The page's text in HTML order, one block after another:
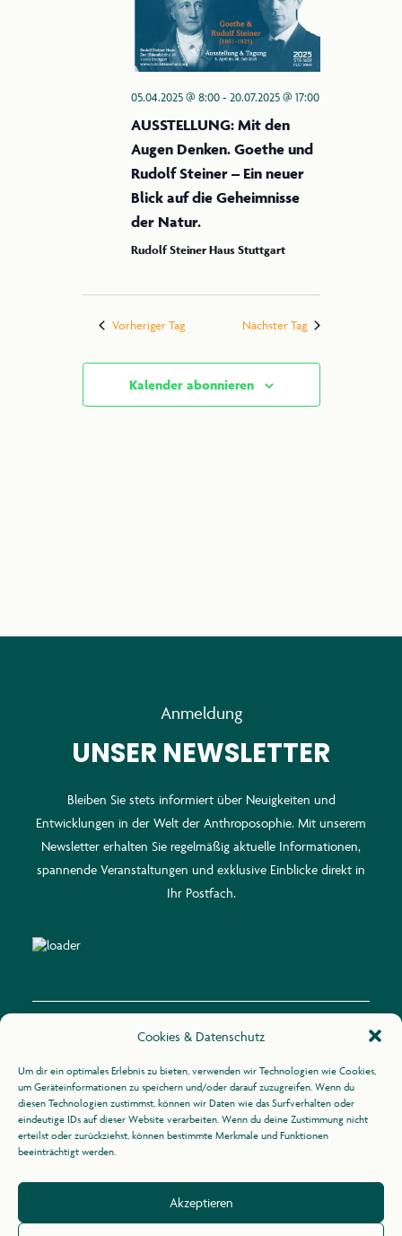
Cookies & Datenschutz
Um dir ein optimales Erlebnis zu bieten, verwenden wir Technologien wie Cookies,
um Geräteinformationen zu speichern und/oder darauf zuzugreifen. Wenn du
diesen Technologien zustimmst, können wir Daten wie das Surfverhalten oder
eindeutige IDs auf dieser Website verarbeiten. Wenn du deine Zustimmung nicht
erteilst oder zurückziehst, können bestimmte Merkmale und Funktionen
beeinträchtigt werden.
Akzeptieren
05.04.2025 @ 8:00-20.07.2025 @ 17:00
AUSSTELLUNG: Mit den
Augen Denken. Goethe und
Rudolf Steiner – Ein neuer
Blick auf die Geheimnisse
der Natur.
Rudolf Steiner Haus Stuttgart
Vorheriger Tag Nächster Tag
Kalender abonnieren
Anmeldung
UNSER NEWSLETTER
Bleiben Sie stets informiert über Neuigkeiten und
Entwicklungen in der Welt der Anthroposophie. Mit unserem
Newsletter erhalten Sie regelmäßig aktuelle Informationen,
spannende Veranstaltungen und exklusive Einblicke direkt in
Ihr Postfach.
Kontakt
Zur Uhlandshöhe 10
70188 Stuttgart
+49 (0)711 / 164 31 -21